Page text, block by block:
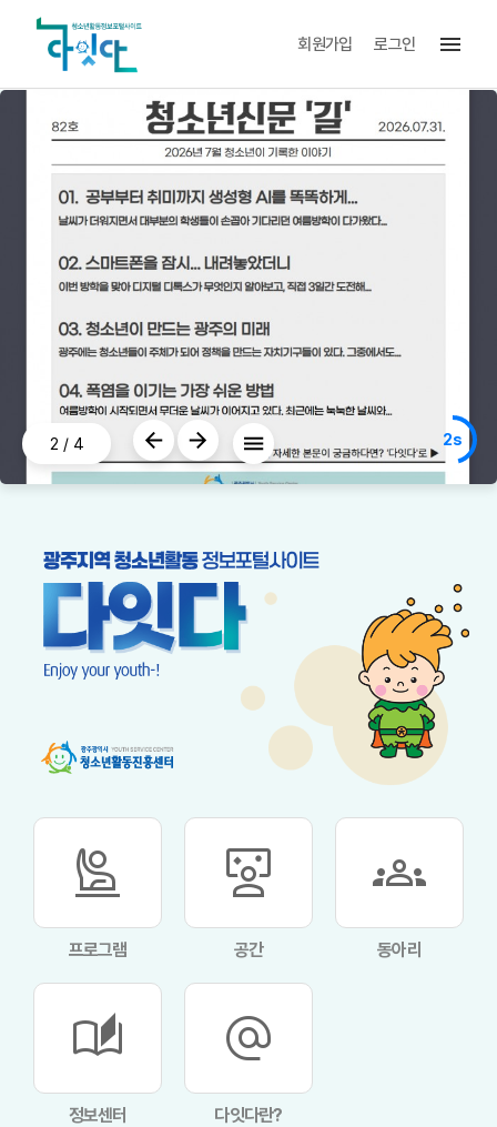
회원가입 로그인 menu
2 / 4 2s
person_raised_hand
프로그램
interactive_space
공간
groups
동아리
auto_stories
정보센터
alternate_email
다잇다란?